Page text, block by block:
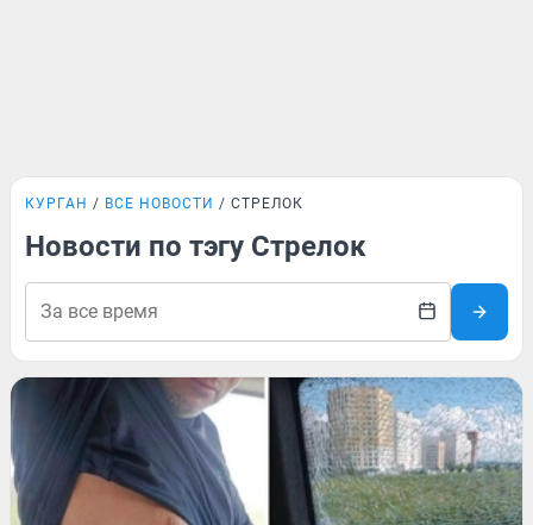
КУРГАН ВСЕ НОВОСТИ СТРЕЛОК
Новости по тэгу Стрелок